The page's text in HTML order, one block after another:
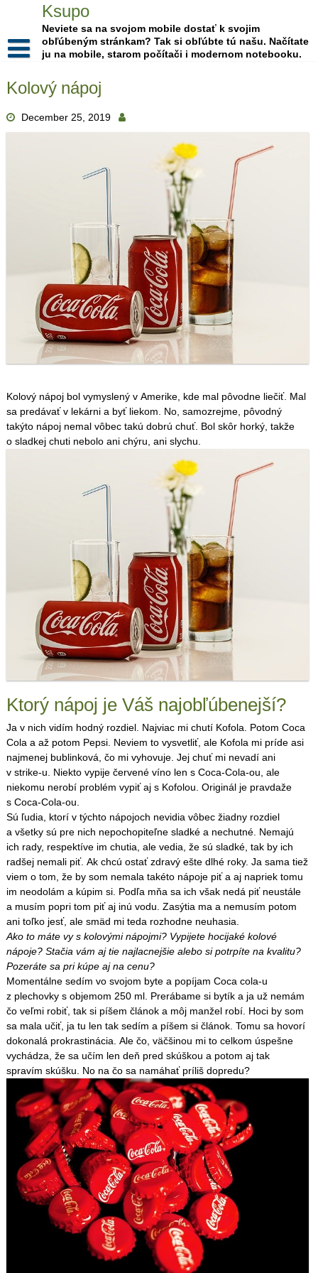
Ksupo
Neviete sa na svojom mobile dostať k svojim
obľúbeným stránkam? Tak si obľúbte tú našu. Načítate
ju na mobile, starom počítači i modernom notebooku.
Kolový nápoj
December 25, 2019
Kolový nápoj bol vymyslený v Amerike, kde mal pôvodne liečiť. Mal
sa predávať v lekárni a byť liekom. No, samozrejme, pôvodný
takýto nápoj nemal vôbec takú dobrú chuť. Bol skôr horký, takže
o sladkej chuti nebolo ani chýru, ani slychu.
Ktorý nápoj je Váš najobľúbenejší?
Ja v nich vidím hodný rozdiel. Najviac mi chutí Kofola. Potom Coca
Cola a až potom Pepsi. Neviem to vysvetliť, ale Kofola mi príde asi
najmenej bublinková, čo mi vyhovuje. Jej chuť mi nevadí ani
v strike-u. Niekto vypije červené víno len s Coca-Cola-ou, ale
niekomu nerobí problém vypiť aj s Kofolou. Originál je pravdaže
s Coca-Cola-ou.
Sú ľudia, ktorí v týchto nápojoch nevidia vôbec žiadny rozdiel
a všetky sú pre nich nepochopiteľne sladké a nechutné. Nemajú
ich rady, respektíve im chutia, ale vedia, že sú sladké, tak by ich
radšej nemali piť. Ak chcú ostať zdravý ešte dlhé roky. Ja sama tiež
viem o tom, že by som nemala takéto nápoje piť a aj napriek tomu
im neodolám a kúpim si. Podľa mňa sa ich však nedá piť neustále
a musím popri tom piť aj inú vodu. Zasýtia ma a nemusím potom
ani toľko jesť, ale smäd mi teda rozhodne neuhasia.
Ako to máte vy s kolovými nápojmi? Vypijete hocijaké kolové
nápoje? Stačia vám aj tie najlacnejšie alebo si potrpíte na kvalitu?
Pozeráte sa pri kúpe aj na cenu?
Momentálne sedím vo svojom byte a popíjam Coca cola-u
z plechovky s objemom 250 ml. Prerábame si bytík a ja už nemám
čo veľmi robiť, tak si píšem článok a môj manžel robí. Hoci by som
sa mala učiť, ja tu len tak sedím a píšem si článok. Tomu sa hovorí
dokonalá prokrastinácia. Ale čo, väčšinou mi to celkom úspešne
vychádza, že sa učím len deň pred skúškou a potom aj tak
spravím skúšku. No na čo sa namáhať príliš dopredu?